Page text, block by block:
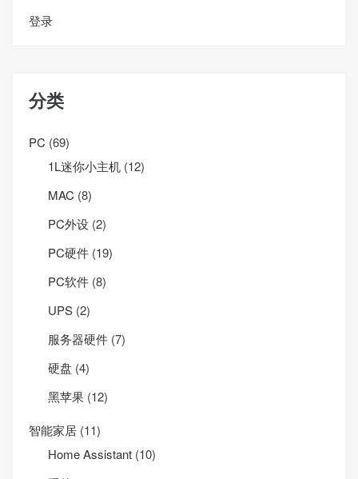
登录
分类
PC (69)
1L迷你小主机 (12)
MAC (8)
PC外设 (2)
PC硬件 (19)
PC软件 (8)
UPS (2)
服务器硬件 (7)
硬盘 (4)
黑苹果 (12)
智能家居 (11)
Home Assistant (10)